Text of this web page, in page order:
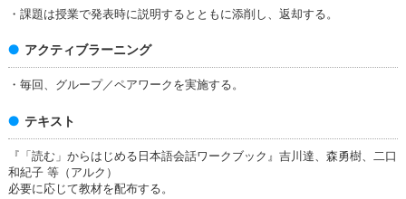
・課題は授業で発表時に説明するとともに添削し、返却する。
アクティブラーニング
・毎回、グループ／ペアワークを実施する。
テキスト
『「読む」からはじめる日本語会話ワークブック』吉川達、森勇樹、二口
和紀子 等（アルク）
必要に応じて教材を配布する。